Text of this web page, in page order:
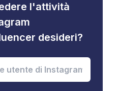
l'attività
desideri?